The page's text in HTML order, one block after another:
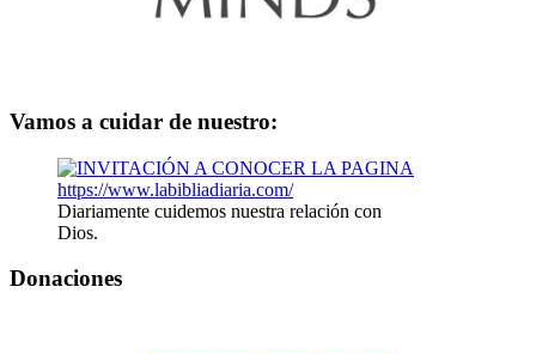
Vamos a cuidar de nuestro:
Diariamente cuidemos nuestra relación con
Dios.
Donaciones